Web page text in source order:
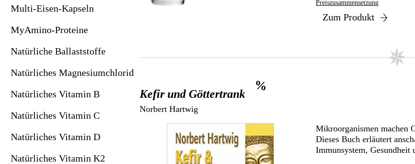
Natürliches Magnesiumchlorid
Natürliches Vitamin B
Natürliches Vitamin C
Natürliches Vitamin D
Lithium (Vitalnahrung für Pflanzen)
MMS & CDL
Mohnblütenöl: Schmerzlindernd & entspannend
Original Chi-Maschine
Prisma-Brillen: Schutz vor Bildschirmstrahlung
Multi-Eisen-Kapseln
MyAmino-Proteine
Natürliche Ballaststoffe
Natürliches Magnesiumchlorid
Natürliches Vitamin B
Natürliches Vitamin C
Natürliches Vitamin D
Natürliches Vitamin K2
Zum Produkt
Preiszusammensetzung
Kefir und Göttertrank
%
Norbert Hartwig
Mikroorganismen machen
Dieses Buch erläutert
Immunsystem,